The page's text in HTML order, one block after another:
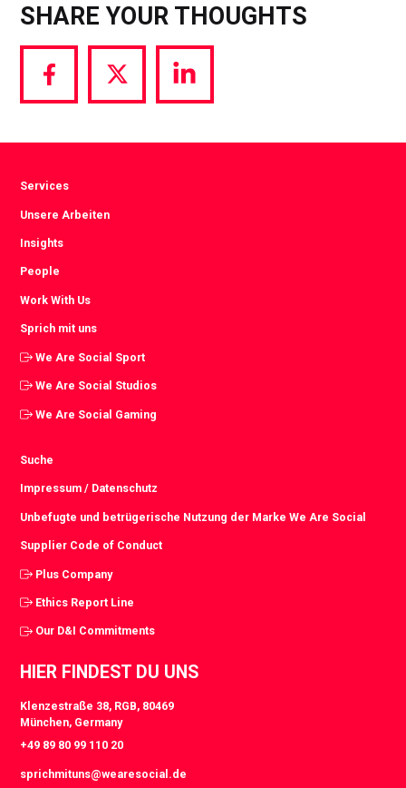
SHARE YOUR THOUGHTS
Share
via
Share
via
Share
via
Services
Unsere Arbeiten
Insights
People
Work With Us
Sprich mit uns
We Are Social Sport
We Are Social Studios
We Are Social Gaming
Suche
Impressum / Datenschutz
Unbefugte und betrügerische Nutzung der Marke We Are Social
Supplier Code of Conduct
Plus Company
Ethics Report Line
Our D&I Commitments
HIER FINDEST DU UNS
Klenzestraße 38, RGB, 80469
München, Germany
+49 89 80 99 110 20
sprichmituns@wearesocial.de